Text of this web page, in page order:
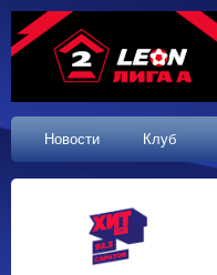
Новости Клуб